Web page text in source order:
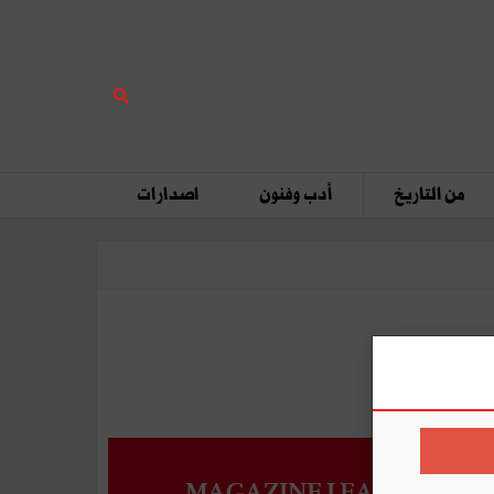
من التاريخ أدب وفنون اصدارات